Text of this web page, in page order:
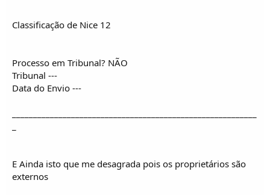
Classificação de Nice 12
Processo em Tribunal? NÃO
Tribunal ---
Data do Envio ---
E Ainda isto que me desagrada pois os proprietários são
externos